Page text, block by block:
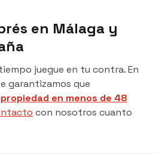
en Málaga y
juegue en tu contra. En
garantizamos que
en menos de 48
con nosotros cuanto